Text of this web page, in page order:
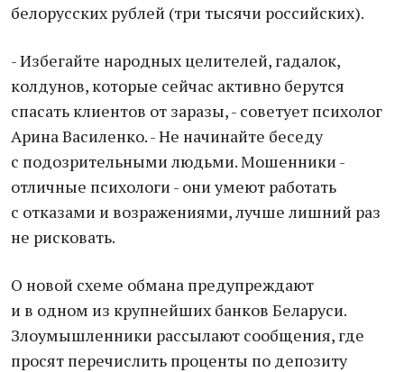
белорусских рублей (три тысячи российских).
- Избегайте народных целителей, гадалок,
колдунов, которые сейчас активно берутся
спасать клиентов от заразы, - советует психолог
Арина Василенко. - Не начинайте беседу
с подозрительными людьми. Мошенники -
отличные психологи - они умеют работать
с отказами и возражениями, лучше лишний раз
не рисковать.
О новой схеме обмана предупреждают
и в одном из крупнейших банков Беларуси.
Злоумышленники рассылают сообщения, где
просят перечислить проценты по депозиту